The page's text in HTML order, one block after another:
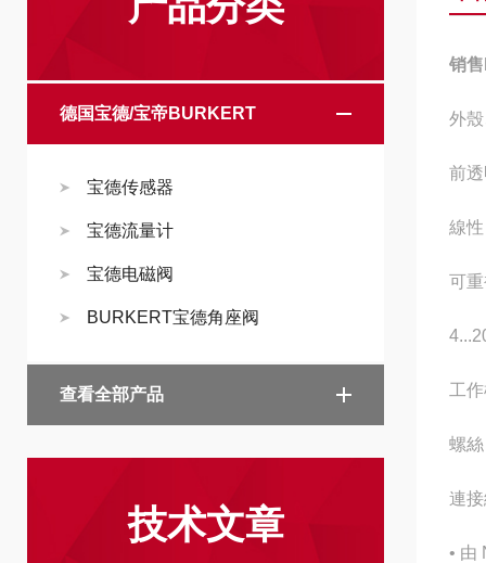
德国宝德/宝帝BURKERT
宝德传感器
宝德流量计
宝德电磁阀
BURKERT宝德角座阀
查看全部产品
技术文章
销
外
前
線
可
工
螺
連
• 由